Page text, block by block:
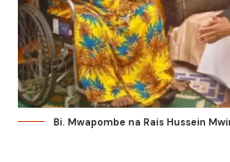
Bi. Mwapombe na Rais Hussein